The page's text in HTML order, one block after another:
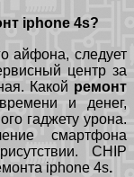
iphone 4s?
айфона, следует
центр за
Какой ремонт
и денег,
гаджету урона.
смартфона
CHIP
iphone 4s.